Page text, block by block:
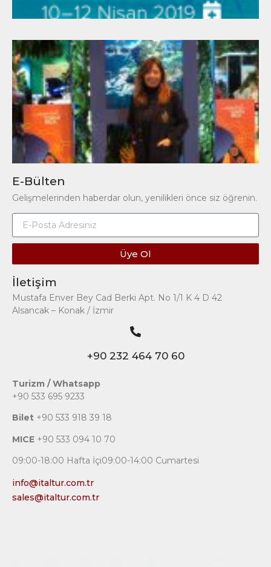
E-Bülten
Gelişmelerinden haberdar olun, yenilikleri önce siz öğrenin.
Üye Ol
İletişim
Mustafa Enver Bey Cad Berki Apt. No 1/1 K 4 D 42
Alsancak – Konak / İzmir
+90 232 464 70 60
Turizm / Whatsapp
+90 533 695 9233
Bilet +90 533 918 39 18
MICE +90 533 094 10 70
09:00-18:00 Hafta İçi09:00-14:00 Cumartesi
info@italtur.com.tr
sales@italtur.com.tr